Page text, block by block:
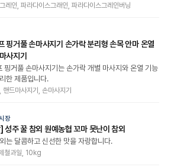
레인, 파라다이스그래인, 파라다이스그레인버닝
핑거풀 손마사지기 손가락 분리형 손목 안마 온열
사지기
핑거풀 손마사지기는 손가락 개별 마사지와 온열 기능
한 제품입니다.
핸드마사지기, 손마사지기
장
성주 꿀 참외 원예농협 꼬마 못난이 참외
는 달콤하고 신선한 맛을 자랑합니다.
철과일, 10kg